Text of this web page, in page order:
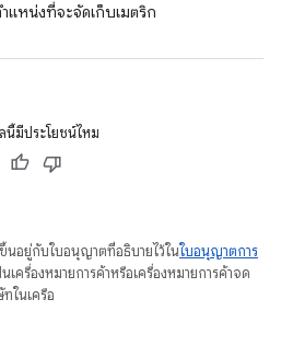
แหน่งที่จะจัดเก็บเมตริก
นี้มีประโยชน์ไหม
นอยู่กับใบอนุญาตที่อธิบายไว้ในใบอนุญาตการ
ครื่องหมายการค้าหรือเครื่องหมายการค้าจด
ในเครือ